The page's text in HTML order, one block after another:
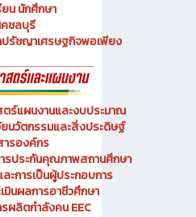
น นักศึกษา
คชลบุรี
รัชญาเศรษฐกิจพอเพียง
ร์แผนงานและงบประมาณ
นวัตกรรมและสิ่งประดิษฐ์
รองค์กร
รประกันคุณภาพสถานศึกษา
ะการเป็นผู้ประกอบการ
มินผลการอาชีวศึกษา
ผลิตกำลังคน EEC